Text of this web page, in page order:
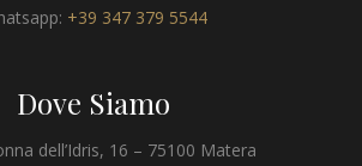
+39 347 379 5544
Dove Siamo
dell’Idris, 16 – 75100 Matera